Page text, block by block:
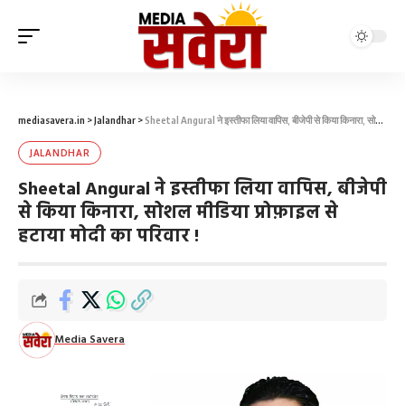
mediasavera.in >Jalandhar >Sheetal Angural ने इस्तीफा लिया वापिस, बीजेपी से किया किनारा, सोशल मीडिया प्रोफ़ाइल से हटाया मोदी का परिवार !
JALANDHAR
Sheetal Angural ने इस्तीफा लिया वापिस, बीजेपी
से किया किनारा, सोशल मीडिया प्रोफ़ाइल से
हटाया मोदी का परिवार !
Media Savera